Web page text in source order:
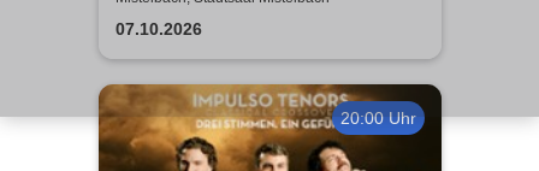
07.10.2026
20:00 Uhr